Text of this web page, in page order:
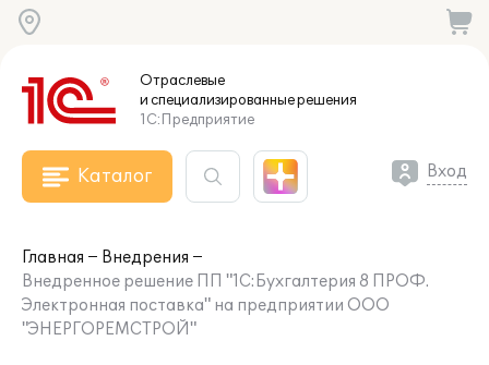
Отраслевые
и специализированныерешения
1С:Предприятие
Каталог Вход
Главная
Внедрения
Внедренное решение ПП "1С:Бухгалтерия 8 ПРОФ.
Электронная поставка" на предприятии ООО
"ЭНЕРГОРЕМСТРОЙ"